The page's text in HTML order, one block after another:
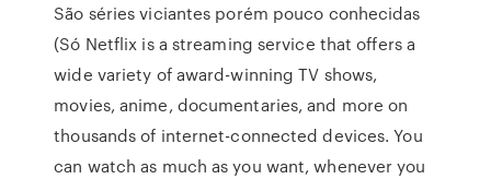
São séries viciantes porém pouco conhecidas
(Só Netflix is a streaming service that offers a
wide variety of award-winning TV shows,
movies, anime, documentaries, and more on
thousands of internet-connected devices. You
can watch as much as you want, whenever you